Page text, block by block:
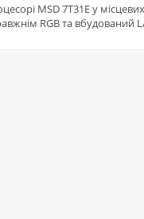
MSD 7T31E у
RGB та